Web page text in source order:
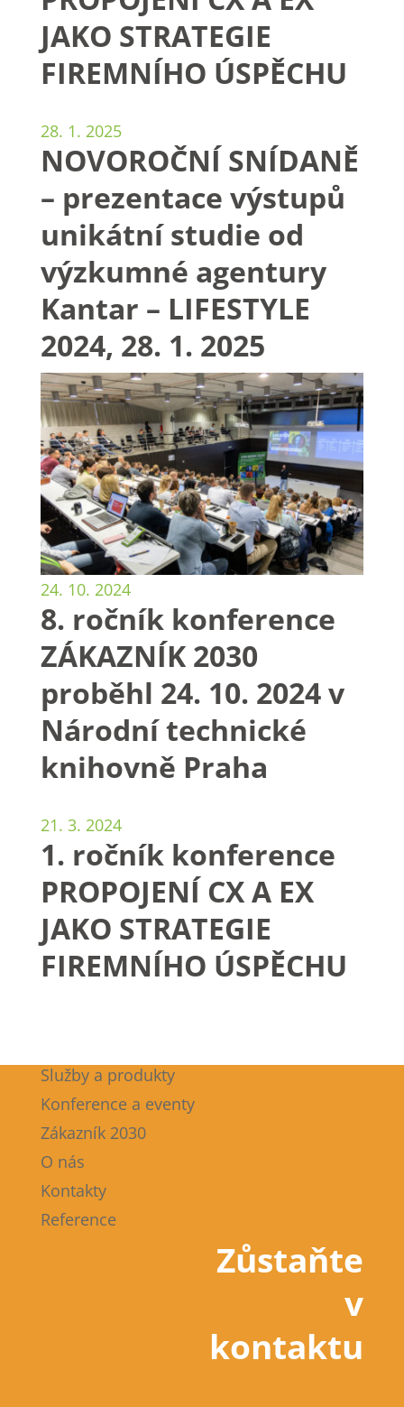
JAKO STRATEGIE
FIREMNÍHO ÚSPĚCHU
28. 1. 2025
NOVOROČNÍ SNÍDANĚ
– prezentace výstupů
unikátní studie od
výzkumné agentury
Kantar – LIFESTYLE
2024, 28. 1. 2025
24. 10. 2024
8. ročník konference
ZÁKAZNÍK 2030
proběhl 24. 10. 2024 v
Národní technické
knihovně Praha
21. 3. 2024
1. ročník konference
PROPOJENÍ CX A EX
JAKO STRATEGIE
FIREMNÍHO ÚSPĚCHU
Služby a produkty
Konference a eventy
Zákazník 2030
O nás
Kontakty
Reference
Zůstaňte
v
kontaktu